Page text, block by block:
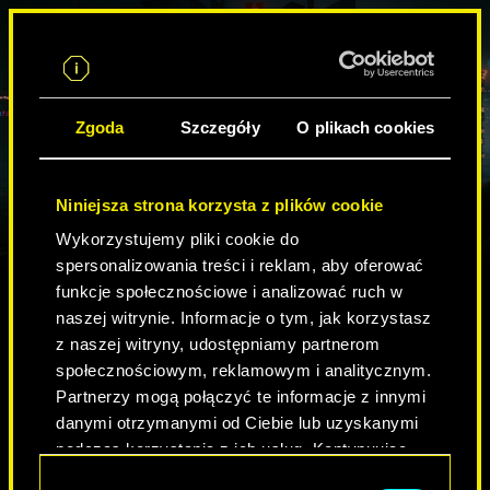
Zgoda Szczegóły O plikach cookies
Niniejsza strona korzysta z plików cookie
Wykorzystujemy pliki cookie do
spersonalizowania treści i reklam, aby oferować
funkcje społecznościowe i analizować ruch w
naszej witrynie. Informacje o tym, jak korzystasz
z naszej witryny, udostępniamy partnerom
społecznościowym, reklamowym i analitycznym.
Partnerzy mogą połączyć te informacje z innymi
danymi otrzymanymi od Ciebie lub uzyskanymi
podczas korzystania z ich usług. Kontynuując
PL
TWÓJ NAJLEPSZY
PRZYJACIEL Z
NIGHT CITY